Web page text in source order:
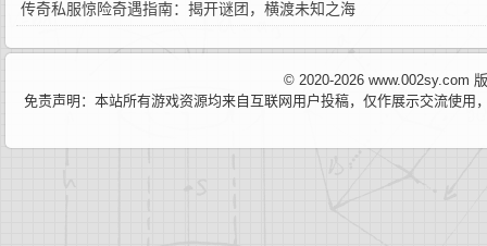
传奇私服惊险奇遇指南：揭开谜团，横渡未知之海
© 2020-2026 www.002sy.com
免责声明：本站所有游戏资源均来自互联网用户投稿，仅作展示交流使